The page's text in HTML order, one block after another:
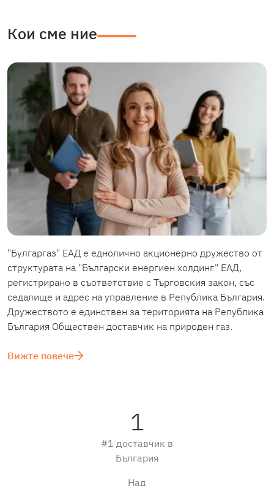
Кои сме ние
"Булгаргаз" ЕАД е еднолично акционерно дружество от
структурата на "Български енергиен холдинг" ЕАД,
регистрирано в съответствие с Търговския закон, със
седалище и адрес на управление в Република България.
Дружеството е единствен за територията на Република
България Обществен доставчик на природен газ.
Вижте повече
1
#1 доставчик в
България
Над